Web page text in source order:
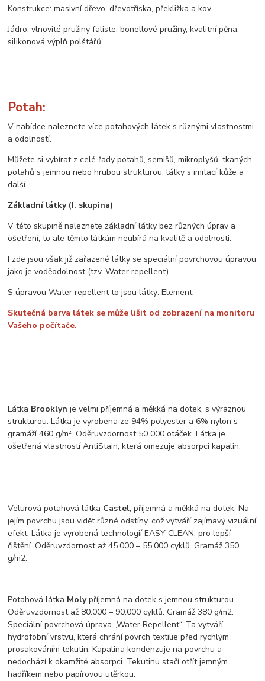
Konstrukce: masivní dřevo, dřevotříska, překližka a kov
Jádro: vlnovité pružiny faliste, bonellové pružiny, kvalitní pěna,
silikonová výplň polštářů
Potah:
V nabídce naleznete více potahových látek s různými vlastnostmi
a odolností.
Můžete si vybírat z celé řady potahů, semišů, mikroplyšů, tkaných
potahů s jemnou nebo hrubou strukturou, látky s imitací kůže a
další.
Základní látky (I. skupina)
V této skupině naleznete základní látky bez různých úprav a
ošetření, to ale těmto látkám neubírá na kvalitě a odolnosti.
I zde jsou však již zařazené látky se speciální povrchovou úpravou
jako je voděodolnost (tzv. Water repellent).
S úpravou Water repellent to jsou látky: Element
Skutečná barva látek se může lišit od zobrazení na monitoru
Vašeho počítače.
Látka Brooklyn je velmi příjemná a měkká na dotek, s výraznou
strukturou. Látka je vyrobena ze 94% polyester a 6% nylon s
gramáží 460 g/m². Oděruvzdornost 50 000 otáček. Látka je
ošetřená vlastností AntiStain, která omezuje absorpci kapalin.
Velurová potahová látka Castel, příjemná a měkká na dotek. Na
jejím povrchu jsou vidět různé odstíny, což vytváří zajímavý vizuální
efekt. Látka je vyrobená technologií EASY CLEAN, pro lepší
čištění. Oděruvzdornost až 45.000 – 55.000 cyklů. Gramáž 350
g/m2.
Potahová látka Molypříjemná na dotek s jemnou strukturou.
Oděruvzdornost až 80.000 – 90.000 cyklů. Gramáž 380 g/m2.
Speciální povrchová úprava „Water Repellent“. Ta vytváří
hydrofobní vrstvu, která chrání povrch textilie před rychlým
prosakováním tekutin. Kapalina kondenzuje na povrchu a
nedochází k okamžité absorpci. Tekutinu stačí otřít jemným
hadříkem nebo papírovou utěrkou.